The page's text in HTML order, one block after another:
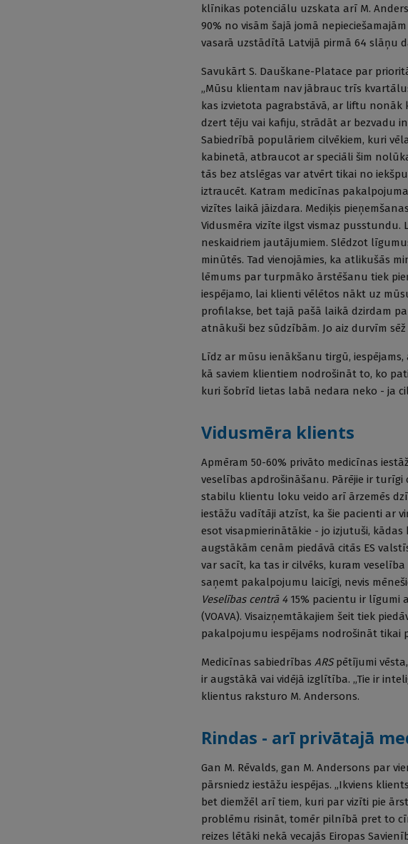
klīnikas potenciālu uzskata arī M.
90% no visām šajā jomā
vasarā uzstādītā Latvijā pirmā 64 slāņu
Savukārt S. Dauškane-Platace par
„Mūsu klientam nav jābrauc trīs
kas izvietota pagrabstāvā, ar liftu
dzert tēju vai kafiju, strādāt ar bezvadu
Sabiedrībā populāriem cilvēkiem, kuri
kabinetā, atbraucot ar speciāli šim
tās bez atslēgas var atvērt tikai no
iztraucēt. Katram medicīnas
vizītes laikā jāizdara. Mediķis
Vidusmēra vizīte ilgst vismaz
neskaidriem jautājumiem. Slēdzot
minūtēs. Tad vienojāmies, ka atlikušās
lēmums par turpmāko ārstēšanu tiek
iespējamo, lai klienti vēlētos nākt uz
profilakse, bet tajā pašā laikā dzirdam
atnākuši bez sūdzībām. Jo aiz durvīm
Līdz ar mūsu ienākšanu tirgū,
kā saviem klientiem nodrošināt to, ko
kuri šobrīd lietas labā nedara neko - ja
Vidusmēra klients
Apmēram 50-60% privāto medicīnas
veselības apdrošināšanu. Pārējie ir turīgi
stabilu klientu loku veido arī ārzemēs
iestāžu vadītāji atzīst, ka šie pacienti ar
esot visapmierinātākie - jo izjutuši,
augstākām cenām piedāvā citās ES
var sacīt, ka tas ir cilvēks, kuram
saņemt pakalpojumu laicīgi, nevis
Veselības centrā 4 15% pacientu ir līgumi
(VOAVA). Visaizņemtākajiem šeit tiek
pakalpojumu iespējams nodrošināt tikai
Medicīnas sabiedrības ARSpētījumi
ir augstākā vai vidējā izglītība. „Tie ir
klientus raksturo M. Andersons.
Rindas - arī privātajā
Gan M. Rēvalds, gan M. Andersons par
pārsniedz iestāžu iespējas. „Ikviens
bet diemžēl arī tiem, kuri par vizīti pie
problēmu risināt, tomēr pilnībā pret to
reizes lētāki nekā vecajās Eiropas